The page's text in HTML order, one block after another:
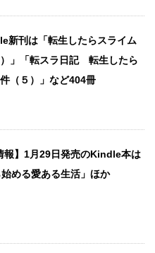
新刊は「転生したらスライム
」「転スラ日記 転生したら
（５）」など404冊
報】1月29日発売のKindle本は
める愛ある生活」ほか